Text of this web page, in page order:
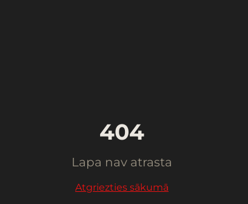
404
Lapa nav atrasta
Atgriezties sākumā